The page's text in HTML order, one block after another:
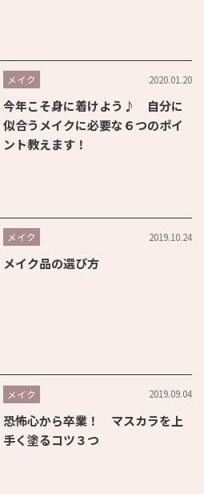
メイク 2020.01.20
今年こそ身に着けよう♪ 自分に
似合うメイクに必要な６つのポイ
ント教えます！
メイク 2019.10.24
メイク品の選び方
メイク 2019.09.04
恐怖心から卒業！ マスカラを上
手く塗るコツ３つ